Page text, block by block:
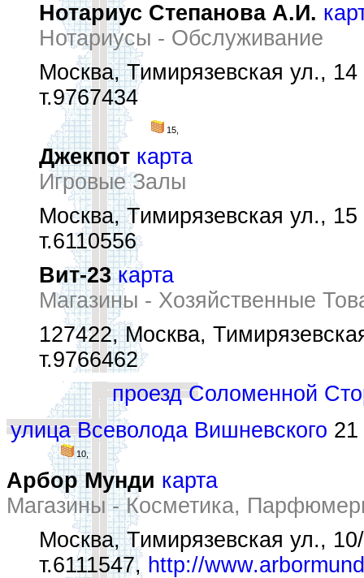
Нотариус Степанова А.И.
Нотариусы - Обслуживание
Москва, Тимирязевская ул., 14
т.9767434
15,
Джекпот карта
Игровые Залы
Москва, Тимирязевская ул., 15
т.6110556
Вит-23 карта
Магазины - Хозяйственные
127422, Москва,
т.9766462
проезд Соломенной
улица Всеволода Вишневского 21
10,
Арбор Мунди карта
Магазины - Косметика,
Москва, Тимирязевская ул.,
т.6111547, http://